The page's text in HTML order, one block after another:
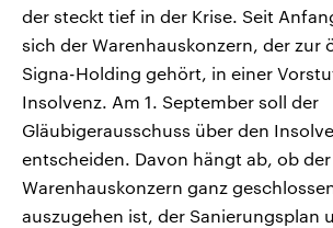
der steckt tief in der Krise. Seit
sich der Warenhauskonzern, der zur
Signa-Holding gehört, in einer
Insolvenz. Am 1. September soll der
Gläubigerausschuss über den
entscheiden. Davon hängt ab, ob der
Warenhauskonzern ganz
auszugehen ist, der Sanierungsplan